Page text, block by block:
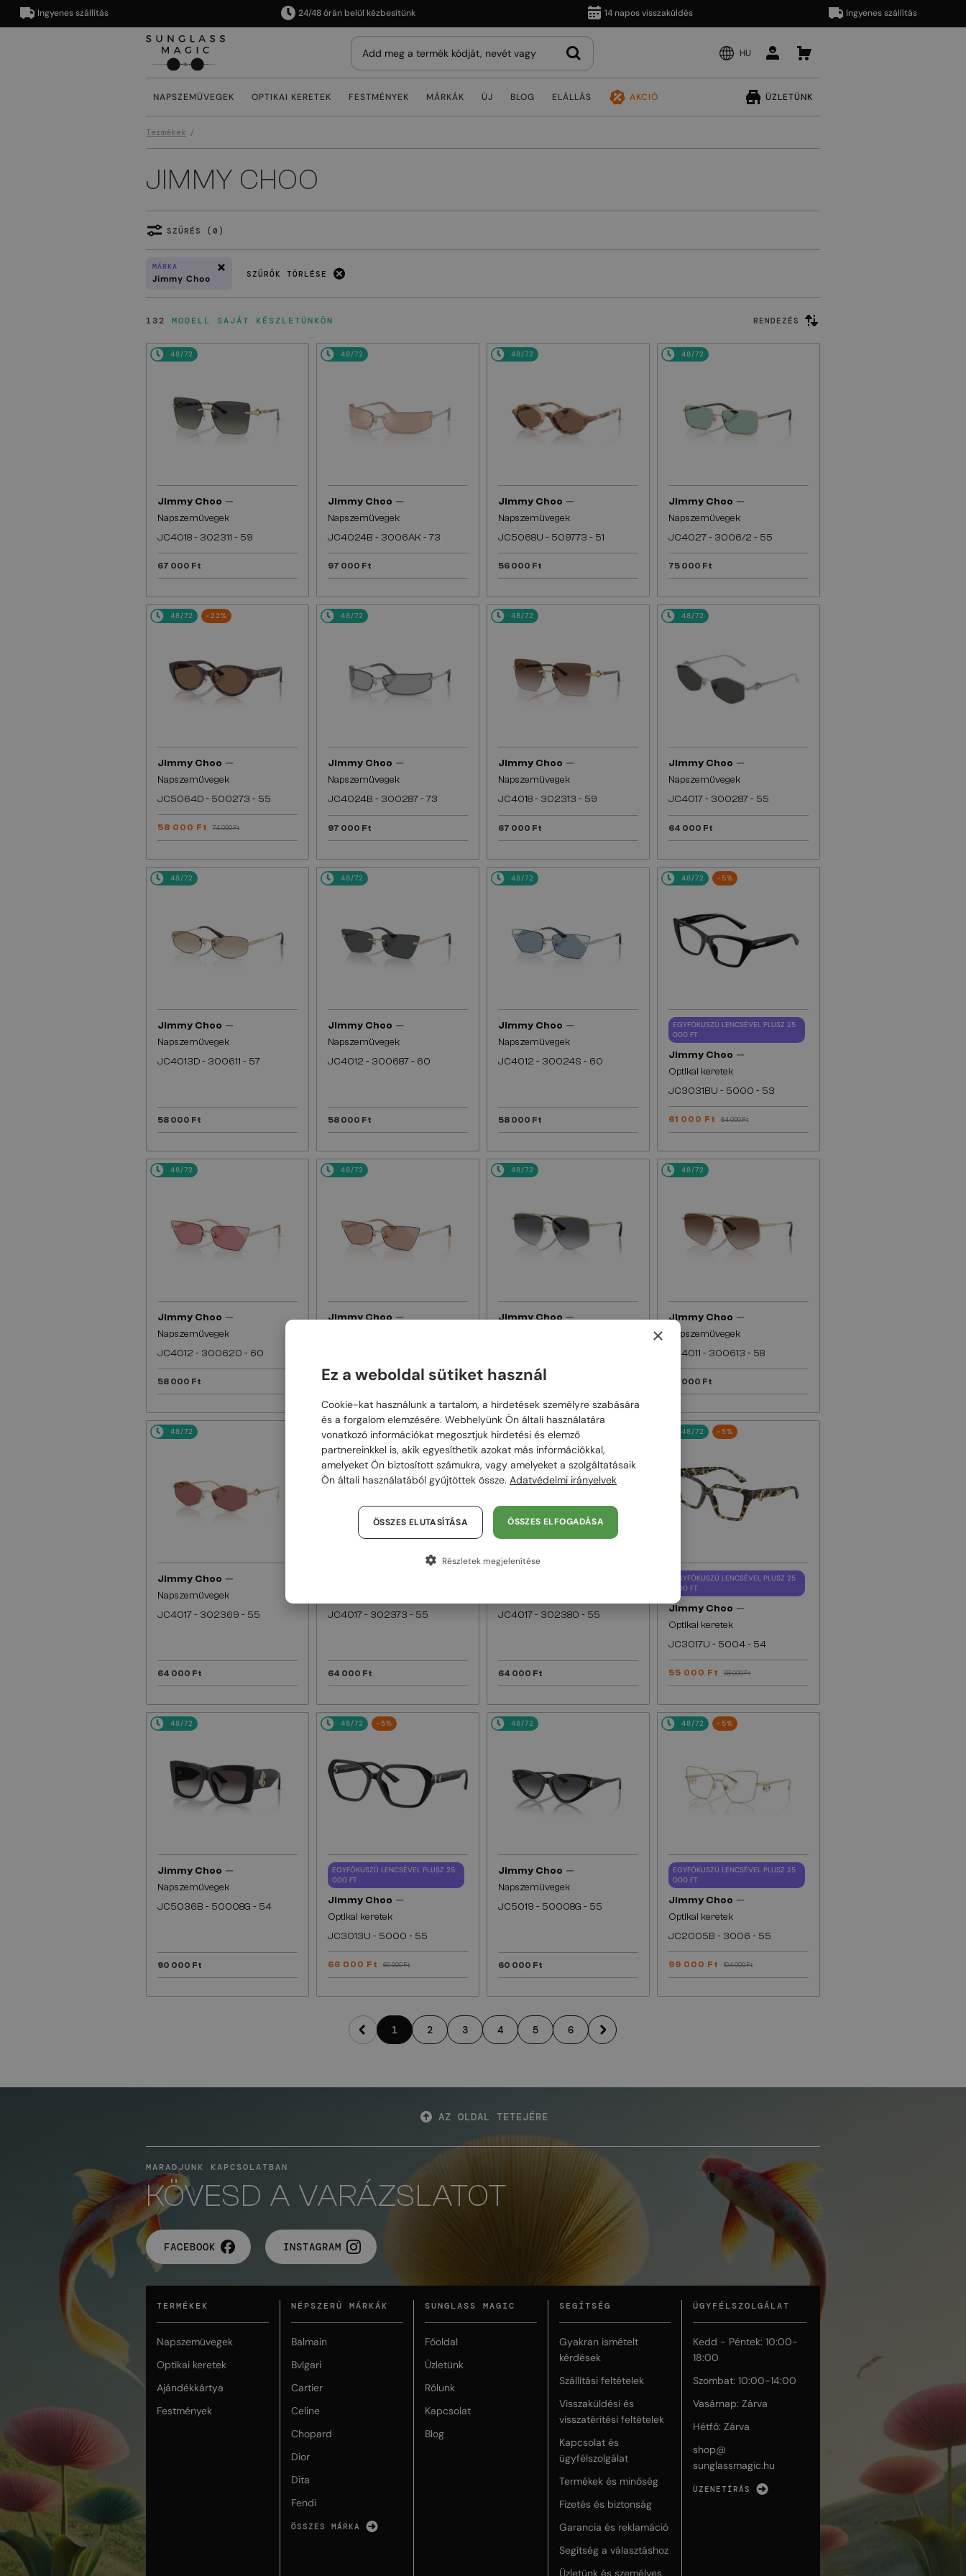
Ingyenes szállítás 24/48 órán belül kézbesítünk 14 napos visszaküldés Ingyenes szállítás
HU
NAPSZEMÜVEGEK OPTIKAI KERETEK FESTMÉNYEK MÁRKÁK ÚJ BLOG ELÁLLÁS AKCIÓ ÜZLETÜNK
Termékek
JIMMY CHOO
SZŰRÉS (0)
MÁRKA
Jimmy Choo SZŰRŐK TÖRLÉSE
132 MODELL SAJÁT KÉSZLETÜNKÖN RENDEZÉS
48/72
Jimmy Choo —
Napszemüvegek
JC4018 - 302311 - 59
67 000 Ft
48/72
Jimmy Choo —
Napszemüvegek
JC4024B - 3006AK - 73
97 000 Ft
48/72
Jimmy Choo —
Napszemüvegek
JC5068U - 509773 - 51
56 000 Ft
48/72
Jimmy Choo —
Napszemüvegek
JC4027 - 3006/2 - 55
75 000 Ft
48/72 -22%
Jimmy Choo —
Napszemüvegek
JC5064D - 500273 - 55
58 000 Ft 74 000 Ft
48/72
Jimmy Choo —
Napszemüvegek
JC4024B - 300287 - 73
97 000 Ft
48/72
Jimmy Choo —
Napszemüvegek
JC4018 - 302313 - 59
67 000 Ft
48/72
Jimmy Choo —
Napszemüvegek
JC4017 - ​300287 - ​55
64 000 Ft
48/72
Jimmy Choo —
Napszemüvegek
JC4013D - 300611 - 57
58 000 Ft
48/72
Jimmy Choo —
Napszemüvegek
JC4012 - 300687 - 60
58 000 Ft
48/72
Jimmy Choo —
Napszemüvegek
JC4012 - 30024S - 60
58 000 Ft
48/72 -5%
EGYFÓKUSZÚ LENCSÉVEL PLUSZ 25
000 FT
Jimmy Choo —
Optikai keretek
JC3031BU - ​5000 - ​53
61 000 Ft 64 000 Ft
48/72
Jimmy Choo —
Napszemüvegek
JC4012 - 300620 - 60
58 000 Ft
48/72
Jimmy Choo—
58 000 Ft
48/72
Jimmy Choo—
58 000 Ft
48/72
Jimmy Choo —
Napszemüvegek
JC4011 - 300613 - 58
58 000 Ft
48/72
Jimmy Choo —
Napszemüvegek
JC4017 - ​302369 - ​55
64 000 Ft
48/72
JC4017 - ​302373 - ​55
64 000 Ft
48/72
JC4017 - ​302380 - ​55
64 000 Ft
48/72 -5%
EGYFÓKUSZÚ LENCSÉVEL PLUSZ 25
000 FT
Jimmy Choo —
Optikai keretek
JC3017U - 5004 - 54
55 000 Ft 58 000 Ft
48/72
Jimmy Choo —
Napszemüvegek
JC5036B - ​50008G - ​54
90 000 Ft
48/72 -5%
EGYFÓKUSZÚ LENCSÉVEL PLUSZ 25
000 FT
Jimmy Choo —
Optikai keretek
JC3013U - ​5000 - ​55
66 000 Ft 69 000 Ft
48/72
Jimmy Choo —
Napszemüvegek
JC5019 - ​50008G - ​55
60 000 Ft
48/72 -5%
EGYFÓKUSZÚ LENCSÉVEL PLUSZ 25
000 FT
Jimmy Choo —
Optikai keretek
JC2005B - ​3006 - ​55
99 000 Ft 104 000 Ft
1 2 3 4 5 6
AZ OLDAL TETEJÉRE
MARADJUNK KAPCSOLATBAN
KÖVESD A VARÁZSLATOT
FACEBOOK INSTAGRAM
TERMÉKEK
Napszemüvegek
Optikai keretek
Ajándékkártya
Festmények
NÉPSZERŰ MÁRKÁK
Balmain
Bvlgari
Cartier
Celine
Chopard
Dior
Dita
Fendi
ÖSSZES MÁRKA
SUNGLASS MAGIC
Főoldal
Üzletünk
Rólunk
Kapcsolat
Blog
SEGÍTSÉG
Gyakran ismételt
kérdések
Szállítási feltételek
Visszaküldési és
visszatérítési feltételek
Kapcsolat és
ügyfélszolgálat
Termékek és minőség
Fizetés és biztonság
Garancia és reklamáció
Segítség a választáshoz
Üzletünk és személyes
ÜGYFÉLSZOLGÁLAT
Kedd - Péntek: 10:00-
18:00
Szombat: 10:00-14:00
Vasárnap: Zárva
Hétfő: Zárva
shop@
sunglassmagic.hu
ÜZENETÍRÁS
×
Ez a weboldal sütiket használ
Cookie-kat használunk a tartalom, a hirdetések személyre szabására
és a forgalom elemzésére. Webhelyünk Ön általi használatára
vonatkozó információkat megosztjuk hirdetési és elemző
partnereinkkel is, akik egyesíthetik azokat más információkkal,
amelyeket Ön biztosított számukra, vagy amelyeket a szolgáltatásaik
Ön általi használatából gyűjtöttek össze. Adatvédelmi irányelvek
ÖSSZES ELFOGADÁSA
ÖSSZES ELUTASÍTÁSA
Részletek megjelenítése